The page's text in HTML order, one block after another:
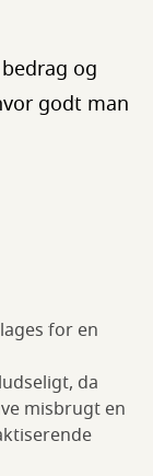
og
godt man
for en
da
misbrugt en